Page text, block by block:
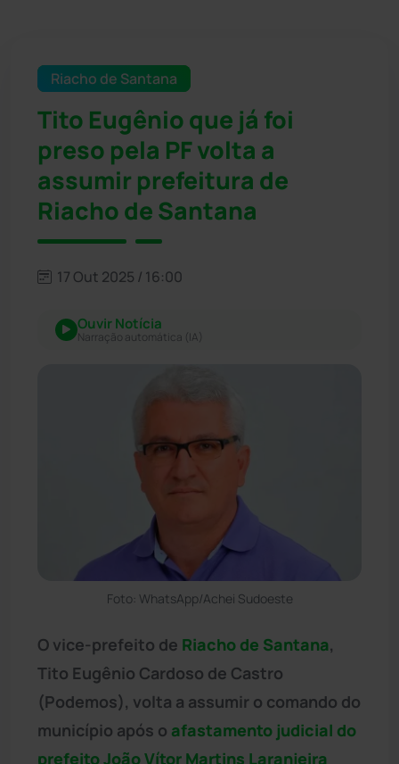
Riacho de Santana
Tito Eugênio que já foi
preso pela PF volta a
assumir prefeitura de
Riacho de Santana
17 Out 2025 / 16:00
Ouvir Notícia
Narração automática (IA)
Foto: WhatsApp/Achei Sudoeste
O vice-prefeito de Riacho de Santana,
Tito Eugênio Cardoso de Castro
(Podemos), volta a assumir o comando do
município após o afastamento judicial do
prefeito João Vítor Martins Laranjeira